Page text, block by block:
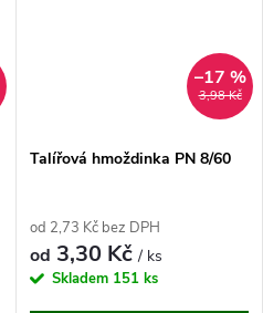
3,98 Kč
–17 %
Talířová hmoždinka PN 8/60
od 2,73 Kč bez DPH
od 3,30 Kč/ ks
Skladem 151 ks